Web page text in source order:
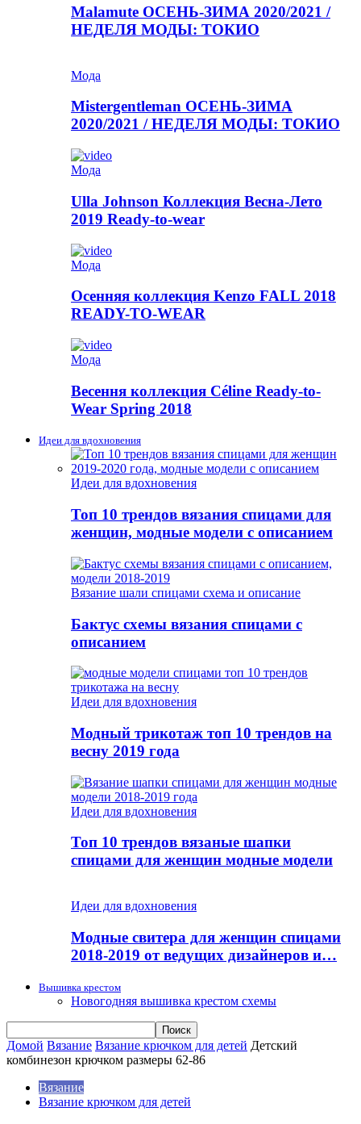
Malamute ОСЕНЬ-ЗИМА 2020/2021 /
НЕДЕЛЯ МОДЫ: ТОКИО
Мода
Mistergentleman ОСЕНЬ-ЗИМА
2020/2021 / НЕДЕЛЯ МОДЫ: ТОКИО
Мода
Ulla Johnson Коллекция Весна-Лето
2019 Ready-to-wear
Мода
Осенняя коллекция Kenzo FALL 2018
READY-TO-WEAR
Мода
Весення коллекция Céline Ready-to-
Wear Spring 2018
Идеи для вдохновения
Идеи для вдохновения
Топ 10 трендов вязания спицами для
женщин, модные модели с описанием
Вязание шали спицами схема и описание
Бактус схемы вязания спицами с
описанием
Идеи для вдохновения
Модный трикотаж топ 10 трендов на
весну 2019 года
Идеи для вдохновения
Топ 10 трендов вязаные шапки
спицами для женщин модные модели
Идеи для вдохновения
Модные свитера для женщин спицами
2018-2019 от ведущих дизайнеров и…
Вышивка крестом
Новогодняя вышивка крестом схемы
Домой Вязание Вязание крючком для детей Детский
комбинезон крючком размеры 62-86
Вязание
Вязание крючком для детей